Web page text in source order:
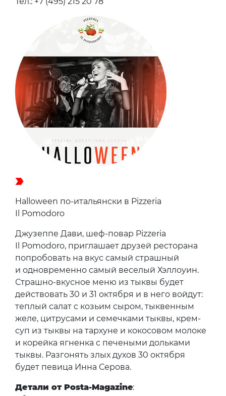
Halloween по-итальянски в Pizzeria
Il Pomodoro
Джузеппе Дави, шеф-повар Pizzeria
Il Pomodoro, приглашает друзей ресторана
попробовать на вкус самый страшный
и одновременно самый веселый Хэллоуин.
Страшно-вкусное меню из тыквы будет
действовать 30 и 31 октября и в него войдут:
теплый салат с козьим сыром, тыквенным
желе, цитрусами и семечками тыквы, крем-
суп из тыквы на тархуне и кокосовом молоке
и корейка ягненка с печеными дольками
тыквы. Разгонять злых духов 30 октября
будет певица Инна Серова.
Детали от Posta-Magazine: